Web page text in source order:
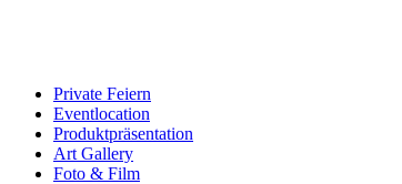
Private Feiern
Eventlocation
Produktpräsentation
Art Gallery
Foto & Film